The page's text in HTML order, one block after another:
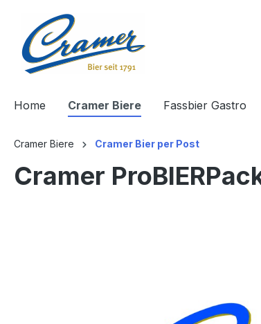
Zur Hauptnavigation springen
Home Cramer Biere Fassbier Gastro
Cramer Biere Cramer Bier per Post
Cramer